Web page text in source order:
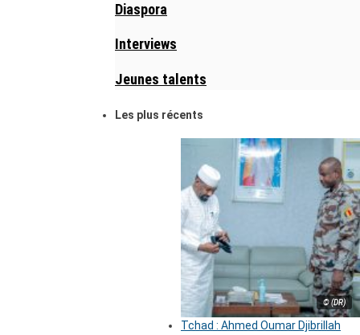
Diaspora
Interviews
Jeunes talents
Les plus récents
© (DR)
Tchad : Ahmed Oumar Djibrillah